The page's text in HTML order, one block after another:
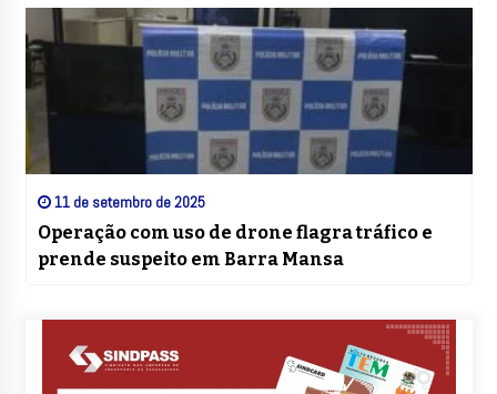
11 de setembro de 2025
Operação com uso de drone flagra tráfico e
prende suspeito em Barra Mansa